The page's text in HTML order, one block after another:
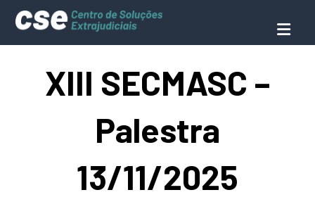
XIII SECMASC –
Palestra
13/11/2025